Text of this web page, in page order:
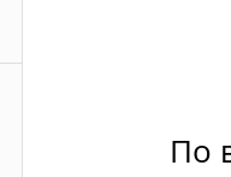
По